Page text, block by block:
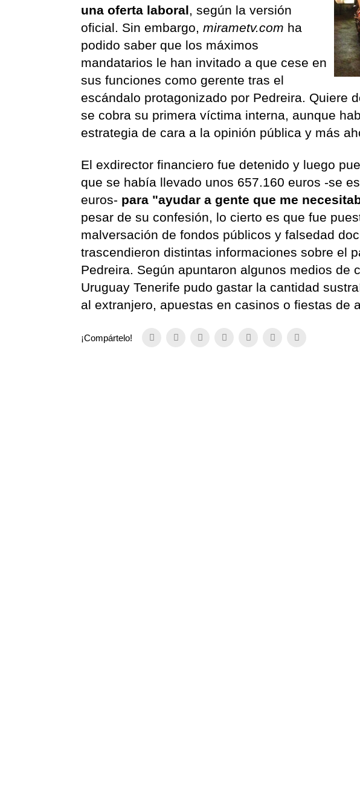
una oferta laboral, según la versión
oficial. Sin embargo,mirametv.com ha
podido saber que los máximos
mandatarios le han invitado a que cese en
sus funciones como gerente tras el
escándalo protagonizado por Pedreira. Quiere
se cobra su primera víctima interna, aunque
estrategia de cara a la opinión pública y más
El exdirector financiero fue detenido y luego
que se había llevado unos 657.160 euros -se
euros- para "ayudar a gente que me
pesar de su confesión, lo cierto es que fue
malversación de fondos públicos y falsedad
trascendieron distintas informaciones sobre el
Pedreira. Según apuntaron algunos medios de
Uruguay Tenerife pudo gastar la cantidad
al extranjero, apuestas en casinos o fiestas de
¡Compártelo!